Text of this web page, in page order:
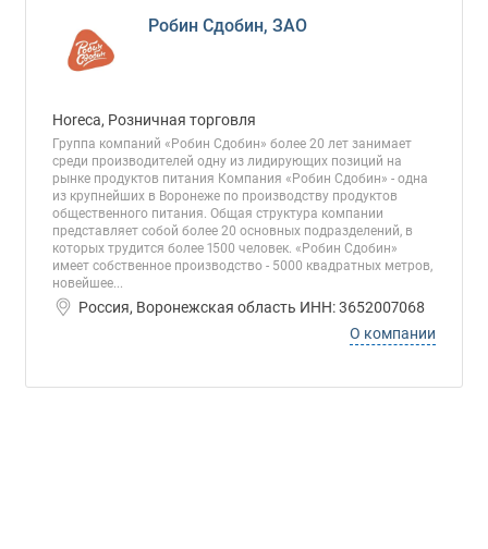
Робин Сдобин, ЗАО
Horeca, Розничная торговля
Группа компаний «Робин Сдобин» более 20 лет занимает
среди производителей одну из лидирующих позиций на
рынке продуктов питания Компания «Робин Сдобин» - одна
из крупнейших в Воронеже по производству продуктов
общественного питания. Общая структура компании
представляет собой более 20 основных подразделений, в
которых трудится более 1500 человек. «Робин Сдобин»
имеет собственное производство - 5000 квадратных метров,
новейшее...
Россия, Воронежская область ИНН: 3652007068
О компании